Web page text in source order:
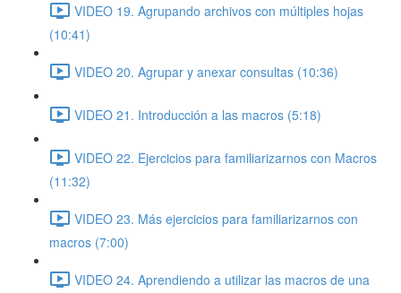
VIDEO 19. Agrupando archivos con múltiples hojas
(10:41)
VIDEO 20. Agrupar y anexar consultas (10:36)
VIDEO 21. Introducción a las macros (5:18)
VIDEO 22. Ejercicios para familiarizarnos con Macros
(11:32)
VIDEO 23. Más ejercicios para familiarizarnos con
macros (7:00)
VIDEO 24. Aprendiendo a utilizar las macros de una